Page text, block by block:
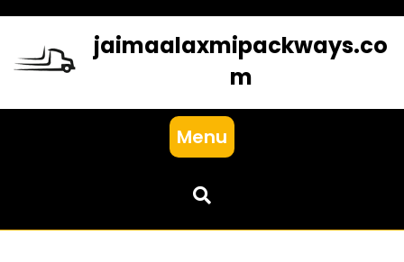
content
jaimaalaxmipackways.co
m
Menu